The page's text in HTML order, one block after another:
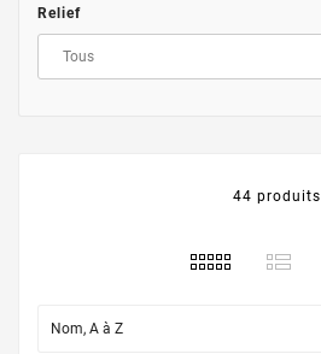
Relief
44 produits
Nom, A à Z